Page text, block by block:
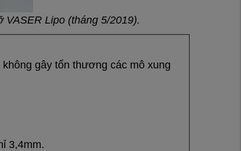
VASER Lipo (tháng 5/2019).
gây tổn thương các mô xung
3,4mm.